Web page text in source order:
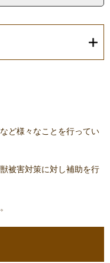
ど様々なことを行ってい
被害対策に対し補助を行